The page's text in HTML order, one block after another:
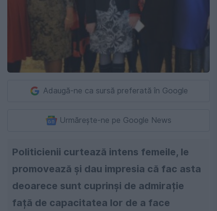
Adaugă-ne ca sursă preferată în Google
Urmărește-ne pe Google News
Politicienii curtează intens femeile, le
promovează și dau impresia că fac asta
deoarece sunt cuprinși de admirație
față de capacitatea lor de a face